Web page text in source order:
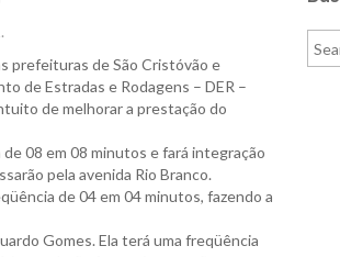
.
prefeituras de São Cristóvão e
de Estradas e Rodagens – DER –
de melhorar a prestação do
08 em 08 minutos e fará integração
pela avenida Rio Branco.
de 04 em 04 minutos, fazendo a
Gomes. Ela terá uma freqüência